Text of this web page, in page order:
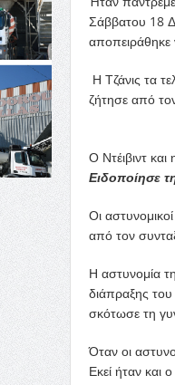
Σάββατου 18
αποπειράθηκε
Η Τζάνις τα
ζήτησε από
Ο Ντέιβιντ
Ειδοποίησε
Οι
από τον
Η αστυνομία
διάπραξης του
σκότωσε τη
Όταν οι
Εκεί ήταν και